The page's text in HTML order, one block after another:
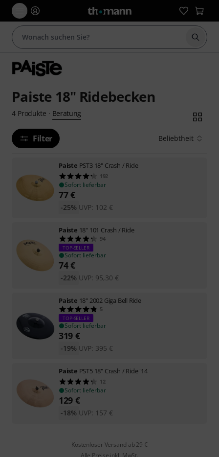
Suche
Paiste 18" Ridebecken
4 Produkte · Beratung
Filter Beliebtheit
Paiste PST3 18" Crash / Ride
192
Sofort lieferbar
77€
UVP: 102 €
-25%
Paiste 18" 101 Crash / Ride
94
TOP-SELLER
Sofort lieferbar
74€
UVP: 95,30 €
-22%
Paiste 18" 2002 Giga Bell Ride
5
TOP-SELLER
Sofort lieferbar
319 €
UVP: 395 €
-19%
Paiste PST5 18" Crash / Ride '14
12
Sofort lieferbar
129 €
UVP: 157 €
-18%
Kostenloser Versand ab 29 €
Alle Preise inkl. MwSt.